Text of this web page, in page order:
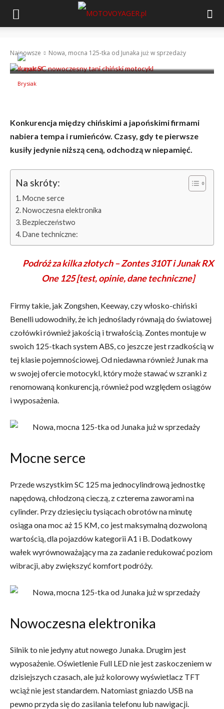
Najnowsze Nowa, mocna 125-tka od Junaka już w sprzedaży
Konkurencja między chińskimi a japońskimi firmami
nabiera tempa i rumieńców. Czasy, gdy te pierwsze
kusiły jedynie niższą ceną, odchodzą w niepamięć.
Na skróty:
Mocne serce
Nowoczesna elektronika
Bezpieczeństwo
Dane techniczne:
Podróż za kilka złotych – Zontes 310T i Junak RX
One 125 [test, opinie, dane techniczne]
Firmy takie, jak Zongshen, Keeway, czy włosko-chiński
Benelli udowodniły, że ich jednoślady równają do światowej
czołówki również jakością i trwałością. Zontes montuje w
swoich 125-tkach system ABS, co jeszcze jest rzadkością w
tej klasie pojemnościowej. Od niedawna również Junak ma
w swojej ofercie motocykl, który może stawać w szranki z
renomowaną konkurencją, również pod względem osiągów
i wyposażenia.
Mocne serce
Przede wszystkim SC 125 ma jednocylindrową jednostkę
napędową, chłodzoną cieczą, z czterema zaworami na
cylinder. Przy dziesięciu tysiącach obrotów na minutę
osiąga ona moc aż 15 KM, co jest maksymalną dozwoloną
wartością, dla pojazdów kategorii A1 i B. Dodatkowy
wałek wyrównoważający ma za zadanie redukować poziom
wibracji, aby zwiększyć komfort podróży.
Nowoczesna elektronika
Silnik to nie jedyny atut nowego Junaka. Drugim jest
wyposażenie. Oświetlenie Full LED nie jest zaskoczeniem w
dzisiejszych czasach, ale już kolorowy wyświetlacz TFT
wciąż nie jest standardem. Natomiast gniazdo USB na
pewno przyda się do zasilania telefonu lub nawigacji.